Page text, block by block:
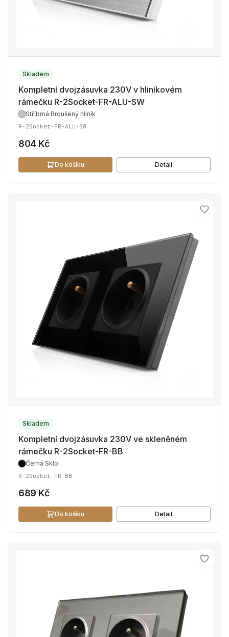
Skladem
Kompletní dvojzásuvka 230V v hliníkovém
rámečku R-2Socket-FR-ALU-SW
Stříbrná·Broušený hliník
R-2Socket-FR-ALU-SW
804 Kč
Do košíku Detail
Skladem
Kompletní dvojzásuvka 230V ve skleněném
rámečku R-2Socket-FR-BB
Černá·Sklo
R-2Socket-FR-BB
689 Kč
Do košíku Detail